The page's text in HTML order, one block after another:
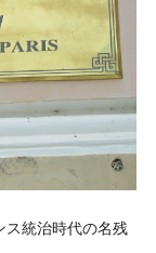
ス統治時代の名残